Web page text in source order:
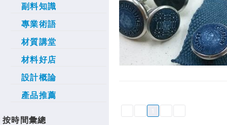
副料知識
專業術語
材質講堂
材料好店
設計概論
產品推薦
按時間彙總